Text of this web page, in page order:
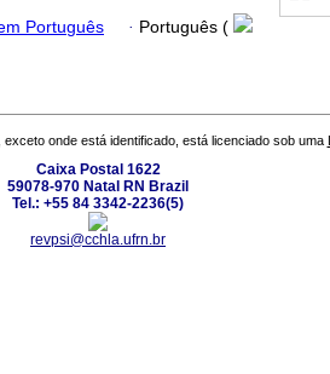
Português · Português (
onde está identificado, está licenciado sob uma
Caixa Postal 1622
59078-970 Natal RN Brazil
Tel.: +55 84 3342-2236(5)
revpsi@cchla.ufrn.br